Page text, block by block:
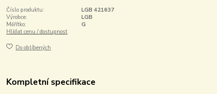
Číslo produktu:
LGB 421637
Výrobce:
LGB
Měřítko:
G
Hlídat cenu / dostupnost
Do oblíbených
Kompletní specifikace